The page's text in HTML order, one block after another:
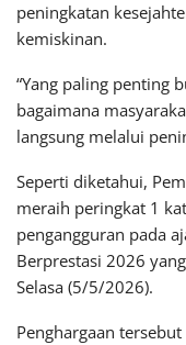
peningkatan
kemiskinan.
“Yang paling penting
bagaimana
langsung melalui
Seperti diketahui,
meraih peringkat 1
pengangguran pada
Berprestasi 2026
Selasa (5/5/2026).
Penghargaan